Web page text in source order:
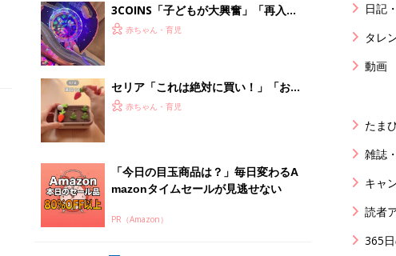
3COINS「子どもが大興奮」「再入荷
でゲット！」大人気のおうち遊びグッ
赤ちゃん・育児
セリア「これは絶対に買い！」「お出
かけ中の時間稼ぎにも◎」大人気のお
赤ちゃん・育児
「今日の目玉商品は？」毎日変わるA
mazonタイムセールが見逃せない
PR（Amazon）
日記
タレ
動画
たま
雑誌
キャ
読者
365